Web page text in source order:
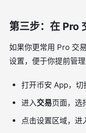
第三步：在 Pro
如果你更常用 Pro 交
设置，便于你提前管理
打开币安 App，切
进入交易页面，选
点击设置区域，进